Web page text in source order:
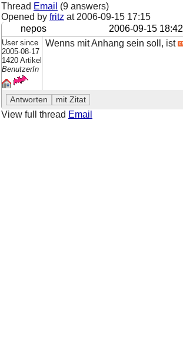
Thread Email (9 answers)
Opened by fritz at 2006-09-15 17:15
nepos
2006-09-15 18:42
User since
2005-08-17
1420 Artikel
BenutzerIn
Wenns mit Anhang sein soll, ist
View full thread Email